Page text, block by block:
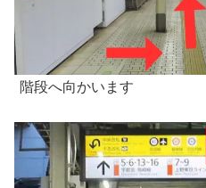
階段へ向かいます